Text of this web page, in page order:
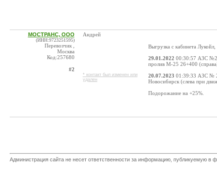
МОСТРАНС, ООО
(ИНН:9723251595)
Перевозчик ,
Москва
Код:257680
#2
Андрей
* контакт был изменен или
удален
Выгрузка с кабинета
29.01.2022 00:30:57 АЗС
пролив М-25 26+400
20.07.2023 01:39:33 АЗС №
Новосибирск (слева при
Подорожание на +25%.
Администрация сайта не несет ответственности за информацию, публикуемую